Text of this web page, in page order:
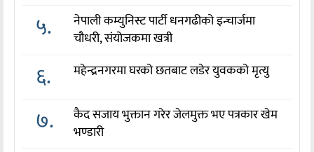
५.
नेपाली कम्युनिस्ट पार्टी धनगढीको इन्चार्जमा
चौधरी, संयोजकमा खत्री
६. महेन्द्रनगरमा घरको छतबाट लडेर युवकको मृत्यु
७.
कैद सजाय भुक्तान गरेर जेलमुक्त भए पत्रकार खेम
भण्डारी